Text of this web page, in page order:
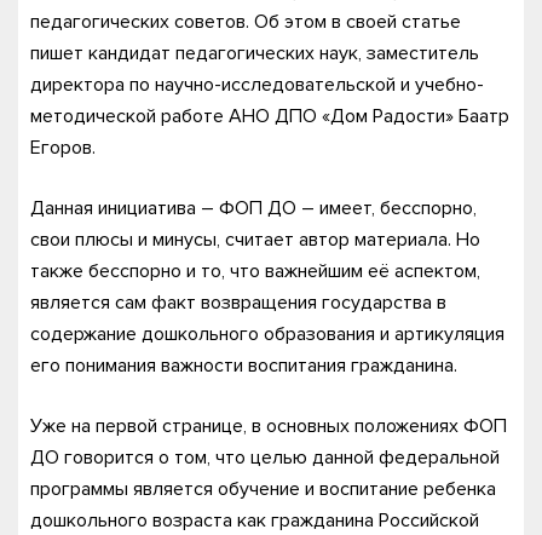
педагогических советов. Об этом в своей статье
пишет кандидат педагогических наук, заместитель
директора по научно-исследовательской и учебно-
методической работе АНО ДПО «Дом Радости» Баатр
Егоров.
Данная инициатива – ФОП ДО – имеет, бесспорно,
свои плюсы и минусы, считает автор материала. Но
также бесспорно и то, что важнейшим её аспектом,
является сам факт возвращения государства в
содержание дошкольного образования и артикуляция
его понимания важности воспитания гражданина.
Уже на первой странице, в основных положениях ФОП
ДО говорится о том, что целью данной федеральной
программы является обучение и воспитание ребенка
дошкольного возраста как гражданина Российской